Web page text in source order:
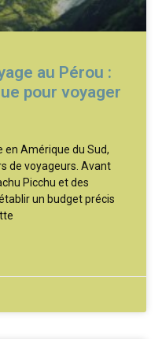
au Pérou :
pour voyager
en Amérique du Sud,
de voyageurs. Avant
Picchu et des
un budget précis